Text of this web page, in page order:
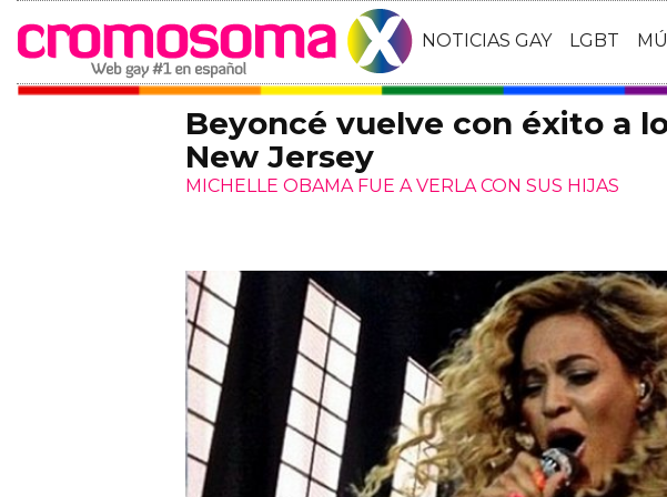
NOTICIAS GAY LGBT
Beyoncé vuelve con éxito a
New Jersey
MICHELLE OBAMA FUE A VERLA CON SUS HIJAS